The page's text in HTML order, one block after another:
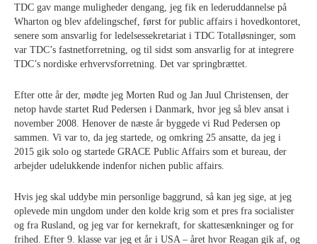
TDC gav mange muligheder dengang, jeg fik en lederuddannelse på
Wharton og blev afdelingschef, først for public affairs i hovedkontoret,
senere som ansvarlig for ledelsessekretariat i TDC Totalløsninger, som
var TDC’s fastnetforretning, og til sidst som ansvarlig for at integrere
TDC’s nordiske erhvervsforretning. Det var springbrættet.
Efter otte år der, mødte jeg Morten Rud og Jan Juul Christensen, der
netop havde startet Rud Pedersen i Danmark, hvor jeg så blev ansat i
november 2008. Henover de næste år byggede vi Rud Pedersen op
sammen. Vi var to, da jeg startede, og omkring 25 ansatte, da jeg i
2015 gik solo og startede GRACE Public Affairs som et bureau, der
arbejder udelukkende indenfor nichen public affairs.
Hvis jeg skal uddybe min personlige baggrund, så kan jeg sige, at jeg
oplevede min ungdom under den kolde krig som et pres fra socialister
og fra Rusland, og jeg var for kernekraft, for skattesænkninger og for
frihed. Efter 9. klasse var jeg et år i USA – året hvor Reagan gik af, og